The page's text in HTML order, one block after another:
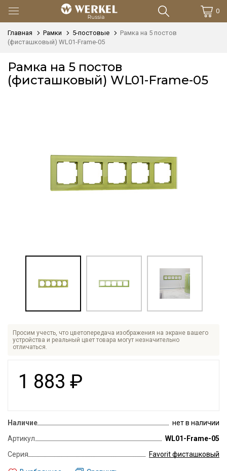
0
Главная Рамки 5-постовые
Рамка на 5 постов
(фисташковый) WL01-Frame-05
Рамка на 5 постов
(фисташковый) WL01-Frame-05
Просим учесть, что цветопередача изображения на экране вашего
устройства и реальный цвет товара могут незначительно
отличаться.
1 883 ₽
Наличие
нет в наличии
Артикул
WL01-Frame-05
Серия
Favorit фисташковый